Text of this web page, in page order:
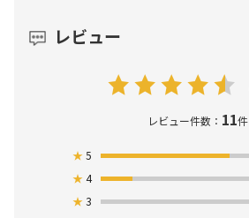
レビュー
レビュー件数： 11件
★5
★4
★3